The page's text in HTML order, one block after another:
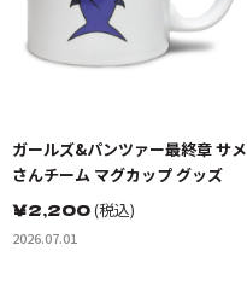
ガールズ&パンツァー最終章 サメ
さんチーム マグカップ グッズ
￥2,200(税込)
2026.07.01